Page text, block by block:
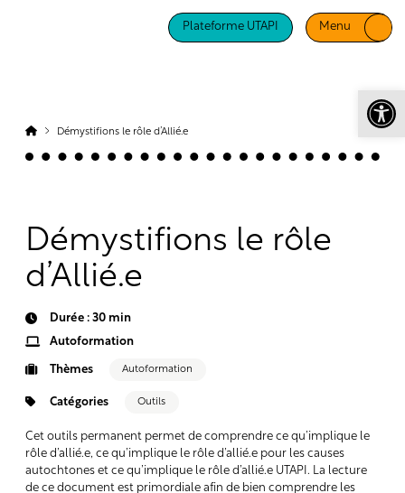
Plateforme UTAPI Menu
Démystifions le rôle d’Allié.e
Démystifions le rôle
d’Allié.e
Durée : 30 min
Autoformation
Thèmes Autoformation
Catégories Outils
Cet outils permanent permet de comprendre ce qu’implique le
rôle d’allié.e, ce qu’implique le rôle d’allié.e pour les causes
autochtones et ce qu’implique le rôle d’allié.e UTAPI. La lecture
de ce document est primordiale afin de bien comprendre les